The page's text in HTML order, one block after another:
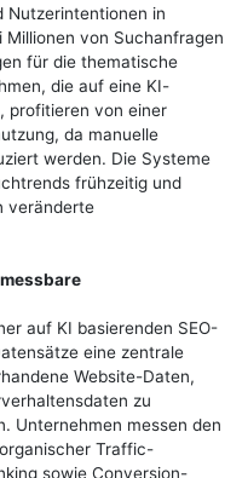
Nutzerintentionen in
von Suchanfragen
für die thematische
die auf eine KI-
profitieren von einer
da manuelle
werden. Die Systeme
frühzeitig und
veränderte
auf KI basierenden SEO-
eine zentrale
Website-Daten,
zu
Unternehmen messen den
Traffic-
sowie Conversion-